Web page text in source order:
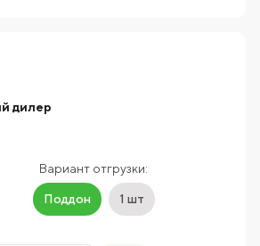
Вариант отгрузки:
Поддон 1 шт
дилер